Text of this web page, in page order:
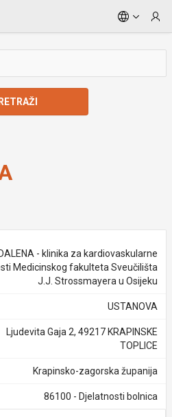
- klinika za kardiovaskularne
Medicinskog fakulteta Sveučilišta
J.J. Strossmayera u Osijeku
USTANOVA
Ljudevita Gaja 2, 49217 KRAPINSKE
TOPLICE
Krapinsko-zagorska županija
86100 - Djelatnosti bolnica